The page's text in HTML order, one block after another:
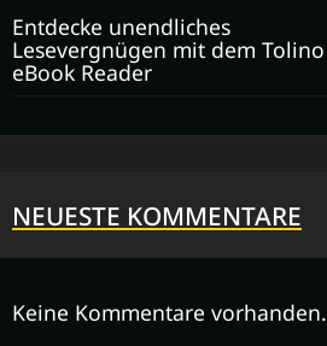
Entdecke unendliches
Lesevergnügen mit dem Tolino
eBook Reader
NEUESTE KOMMENTARE
Keine Kommentare vorhanden.